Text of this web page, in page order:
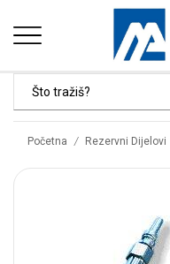
Početna / Rezervni Dijelovi